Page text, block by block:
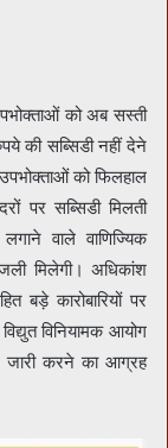
को अब सस्ती
की सब्सिडी नहीं देने
को फिलहाल
पर सब्सिडी मिलती
वाले वाणिज्यिक
मिलेगी। अधिकांश
बड़े कारोबारियों पर
विनियामक आयोग
जारी करने का आग्रह